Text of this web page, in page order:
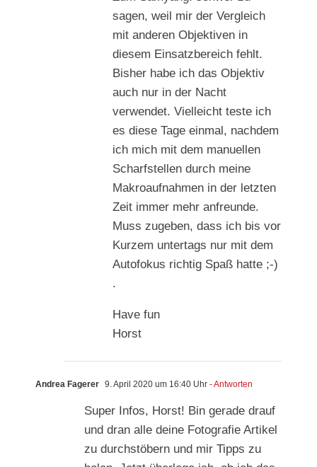
sagen, weil mir der Vergleich
mit anderen Objektiven in
diesem Einsatzbereich fehlt.
Bisher habe ich das Objektiv
auch nur in der Nacht
verwendet. Vielleicht teste ich
es diese Tage einmal, nachdem
ich mich mit dem manuellen
Scharfstellen durch meine
Makroaufnahmen in der letzten
Zeit immer mehr anfreunde.
Muss zugeben, dass ich bis vor
Kurzem untertags nur mit dem
Autofokus richtig Spaß hatte ;-)
.
Have fun
Horst
Andrea Fagerer 9. April 2020 um 16:40 Uhr - Antworten
Super Infos, Horst! Bin gerade drauf
und dran alle deine Fotografie Artikel
zu durchstöbern und mir Tipps zu